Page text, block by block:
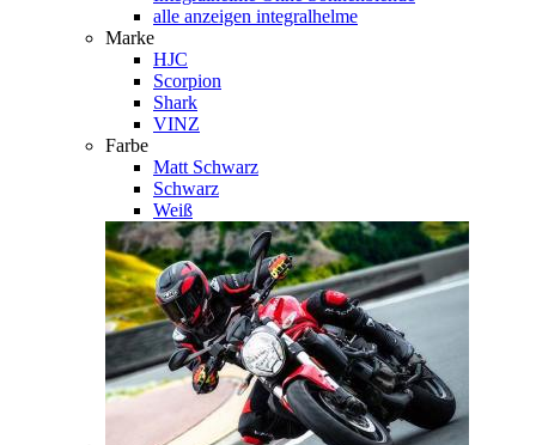
alle anzeigen integralhelme
Marke
HJC
Scorpion
Shark
VINZ
Farbe
Matt Schwarz
Schwarz
Weiß